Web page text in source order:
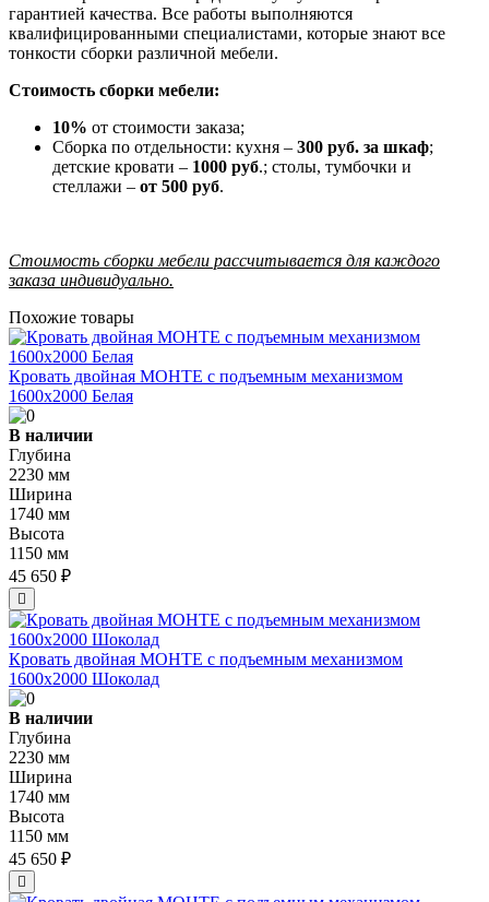
гарантией качества. Все работы выполняются
квалифицированными специалистами, которые знают все
тонкости сборки различной мебели.
Стоимость сборки мебели:
10% от стоимости заказа;
Сборка по отдельности: кухня – 300 руб. за шкаф;
детские кровати – 1000 руб.; столы, тумбочки и
стеллажи – от 500 руб.
Стоимость сборки мебели рассчитывается для каждого
заказа индивидуально.
Похожие товары
Кровать двойная МОНТЕ с подъемным механизмом
1600х2000 Белая
В наличии
Глубина
2230 мм
Ширина
1740 мм
Высота
1150 мм
45 650 ₽
Кровать двойная МОНТЕ с подъемным механизмом
1600х2000 Шоколад
В наличии
Глубина
2230 мм
Ширина
1740 мм
Высота
1150 мм
45 650 ₽